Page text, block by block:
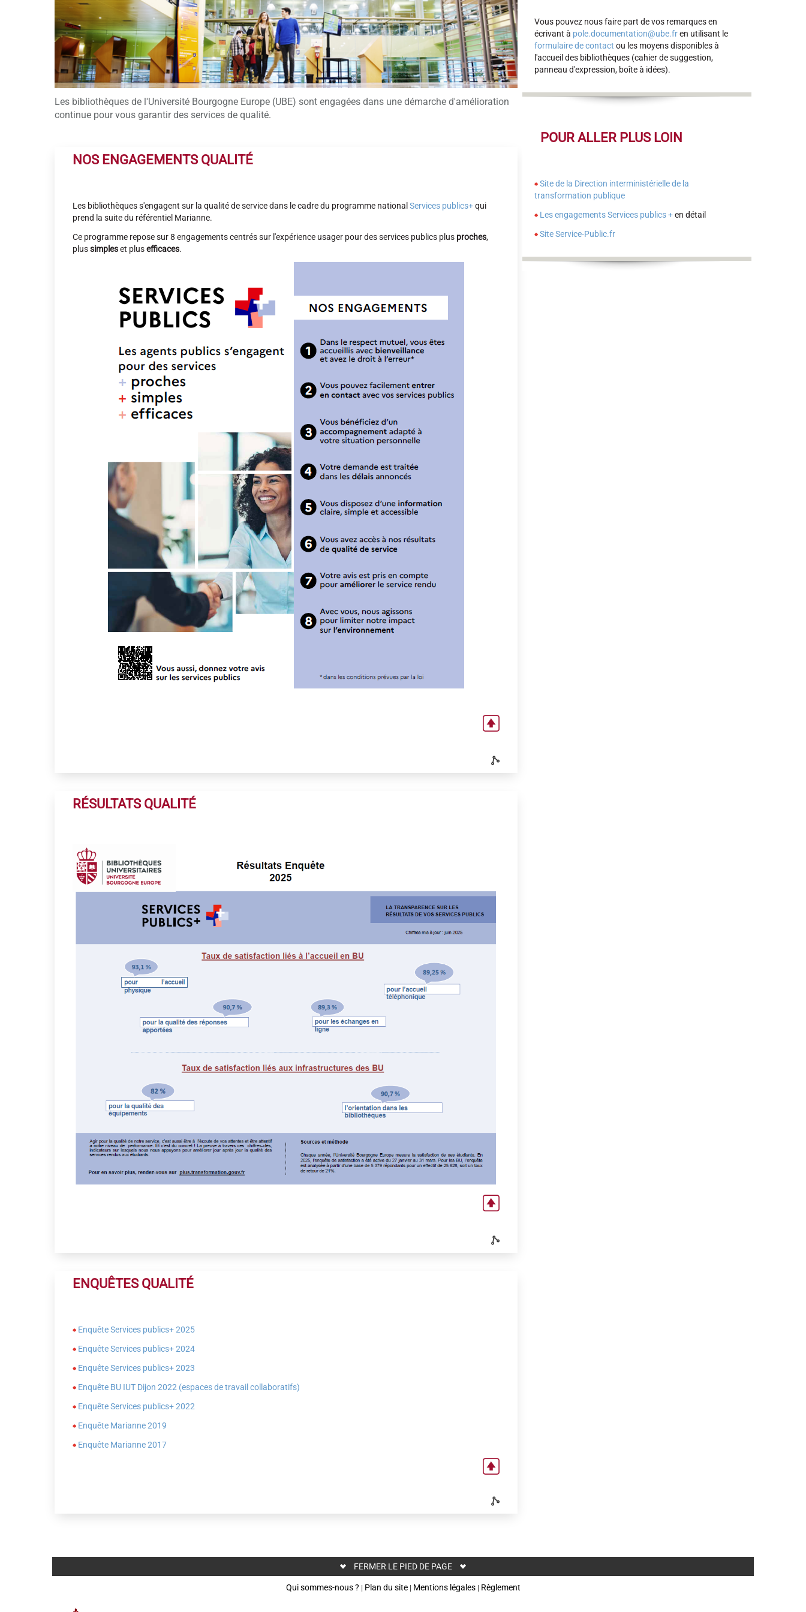
Les bibliothèques de l'Université Bourgogne Europe (UBE) sont engagées dans une démarche d'amélioration
continue pour vous garantir des services de qualité.
NOS ENGAGEMENTS QUALITÉ
Les bibliothèques s'engagent sur la qualité de service dans le cadre du programme nationalServices publics+qui
prend la suite du référentiel Marianne.
Ce programme repose sur 8 engagements centrés sur l'expérience usager pour des services publics plus proches,
plussimpleset plusefficaces.
RÉSULTATS QUALITÉ
ENQUÊTES QUALITÉ
Enquête Services publics+ 2025
Enquête Services publics+ 2024
Enquête Services publics+ 2023
Enquête BU IUT Dijon 2022 (espaces de travail collaboratifs)
Enquête Services publics+ 2022
Enquête Marianne 2019
Enquête Marianne 2017
Vous pouvez nous faire part de vos remarques en
écrivant à pole.documentation@ube.fren utilisant le
formulaire de contact ou les moyens disponibles à
l'accueil des bibliothèques (cahier de suggestion,
panneau d'expression, boîte à idées).
POUR ALLER PLUS LOIN
Site de la Direction interministérielle de la
transformation publique
Les engagements Services publics +en détail
Site Service-Public.fr
FERMER LE PIED DE PAGE
Qui sommes-nous ? | Plan du site| Mentions légales| Règlement